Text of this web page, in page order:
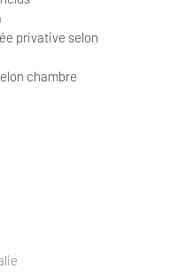
privative selon
chambre